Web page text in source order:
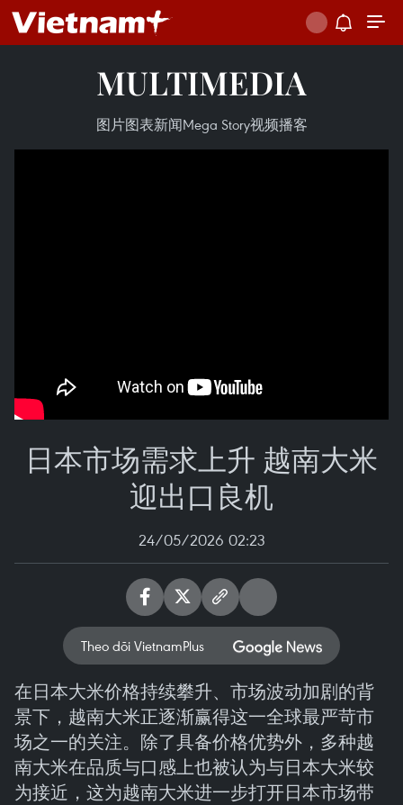
MULTIMEDIA
图片图表新闻Mega Story视频播客
日本市场需求上升 越南大米
迎出口良机
24/05/2026 02:23
Theo dõi VietnamPlus
在日本大米价格持续攀升、市场波动加剧的背
景下，越南大米正逐渐赢得这一全球最严苛市
场之一的关注。除了具备价格优势外，多种越
南大米在品质与口感上也被认为与日本大米较
为接近，这为越南大米进一步打开日本市场带